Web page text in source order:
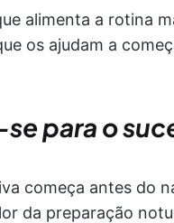
alimenta a rotina
os ajudam a
para o
começa antes do
da preparação